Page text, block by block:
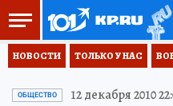
НОВОСТИ ТОЛЬКО У НАС
ОБЩЕСТВО 12 декабря 2010